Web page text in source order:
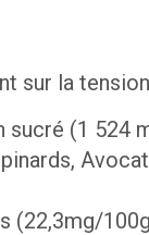
sur la
sucré (1 524
(22,3mg/